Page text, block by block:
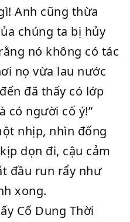
Anh cũng thừa
chúng ta bị hủy
nó không có tác
nọ vừa lau nước
đã thấy có lớp
có người cố ý!”
nhịp, nhìn đống
dọn đi, cậu cảm
đầu run rẩy như
xong.
Cố Dung Thời